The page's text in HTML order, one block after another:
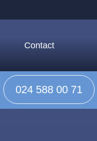
Contact
024 588 00 71